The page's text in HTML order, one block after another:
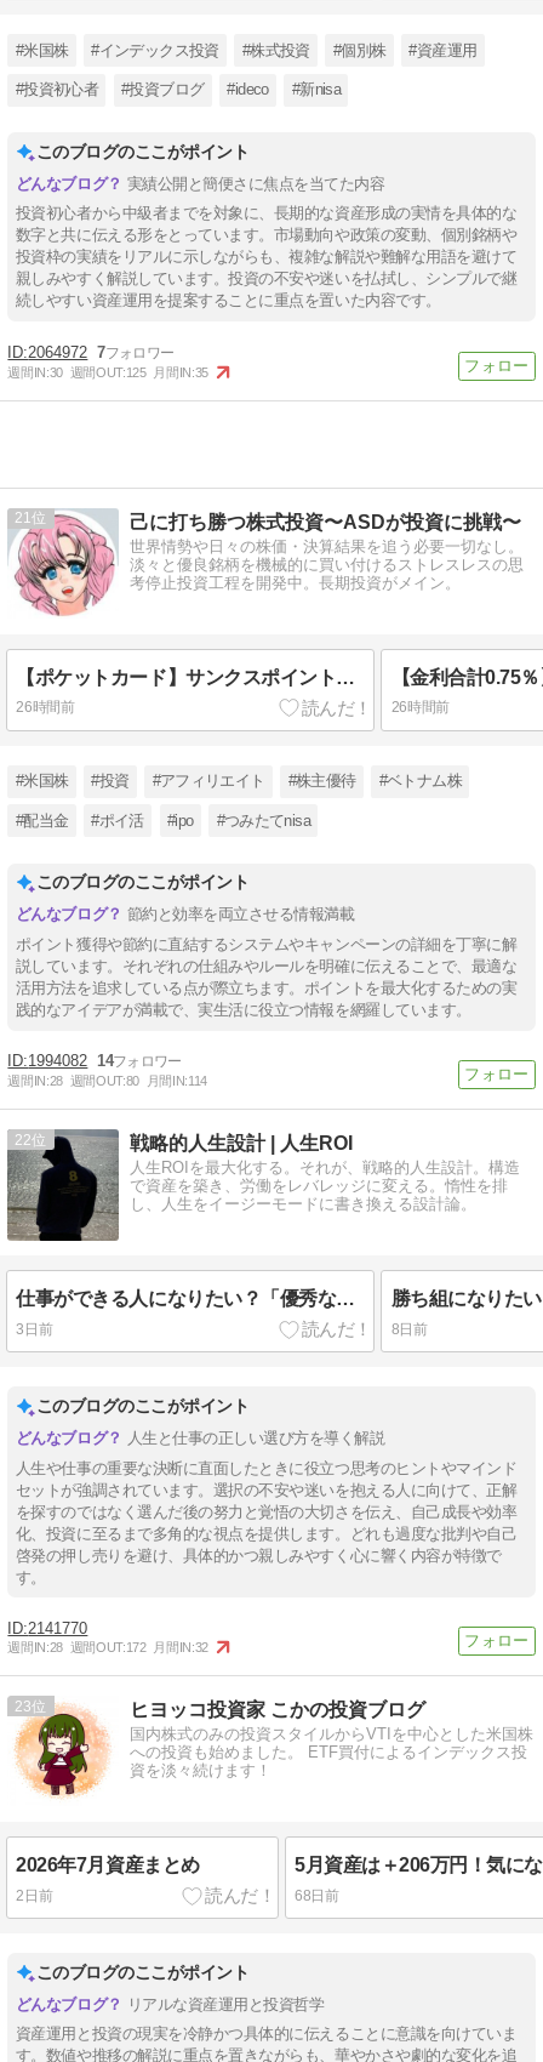
#米国株 #インデックス投資 #株式投資 #個別株 #資産運用
#投資初心者 #投資ブログ #ideco #新nisa
このブログのここがポイント
実績公開と簡便さに焦点を当てた内容
投資初心者から中級者までを対象に、長期的な資産形成の実情を具体的な
数字と共に伝える形をとっています。市場動向や政策の変動、個別銘柄や
投資枠の実績をリアルに示しながらも、複雑な解説や難解な用語を避けて
親しみやすく解説しています。投資の不安や迷いを払拭し、シンプルで継
続しやすい資産運用を提案することに重点を置いた内容です。
2064972 7
週間IN:30 週間OUT:125 月間IN:35
21 己に打ち勝つ株式投資〜ASDが投資に挑戦〜
世界情勢や日々の株価・決算結果を追う必要一切なし。
淡々と優良銘柄を機械的に買い付けるストレスレスの思
考停止投資工程を開発中。長期投資がメイン。
【ポケットカード】サンクスポイントプログラム利用金額の稼ぎ方
26時間前 26時間前
#米国株 #投資 #アフィリエイト #株主優待 #ベトナム株
#配当金 #ポイ活 #ipo #つみたてnisa
このブログのここがポイント
節約と効率を両立させる情報満載
ポイント獲得や節約に直結するシステムやキャンペーンの詳細を丁寧に解
説しています。それぞれの仕組みやルールを明確に伝えることで、最適な
活用方法を追求している点が際立ちます。ポイントを最大化するための実
践的なアイデアが満載で、実生活に役立つ情報を網羅しています。
1994082 14
週間IN:28 週間OUT:80 月間IN:114
22 戦略的人生設計 | 人生ROI
人生ROIを最大化する。それが、戦略的人生設計。構造
で資産を築き、労働をレバレッジに変える。惰性を排
し、人生をイージーモードに書き換える設計論。
仕事ができる人になりたい？「優秀な人」とはどんな人を言うのか
3日前 8日前
このブログのここがポイント
人生と仕事の正しい選び方を導く解説
人生や仕事の重要な決断に直面したときに役立つ思考のヒントやマインド
セットが強調されています。選択の不安や迷いを抱える人に向けて、正解
を探すのではなく選んだ後の努力と覚悟の大切さを伝え、自己成長や効率
化、投資に至るまで多角的な視点を提供します。どれも過度な批判や自己
啓発の押し売りを避け、具体的かつ親しみやすく心に響く内容が特徴で
す。
2141770
週間IN:28 週間OUT:172 月間IN:32
23 ヒヨッコ投資家 こかの投資ブログ
国内株式のみの投資スタイルからVTIを中心とした米国株
への投資も始めました。 ETF買付によるインデックス投
資を淡々続けます！
2026年7月資産まとめ
2日前 68日前
このブログのここがポイント
リアルな資産運用と投資哲学
資産運用と投資の現実を冷静かつ具体的に伝えることに意識を向けていま
す。数値や推移の解説に重点を置きながらも、華やかさや劇的な変化を追